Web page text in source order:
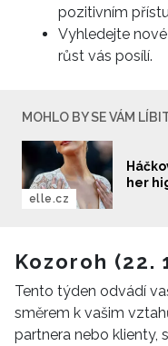
pozitivním
Vyhledejte
růst vás posílí.
MOHLO BY SE VÁM
her
elle.cz
Kozoroh (22.
Tento týden odvádí
směrem k vašim
partnera nebo klienty,